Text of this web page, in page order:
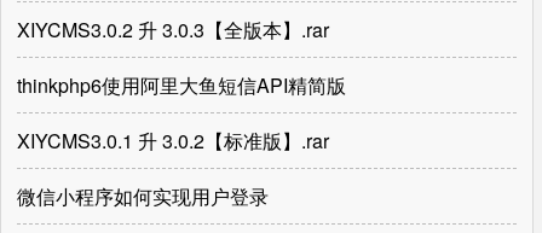
XIYCMS3.0.2 升 3.0.3【全版本】.rar
thinkphp6使用阿里大鱼短信API精简版
XIYCMS3.0.1 升 3.0.2【标准版】.rar
微信小程序如何实现用户登录